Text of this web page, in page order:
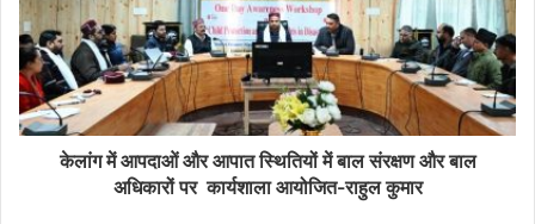
केलांग में आपदाओं और आपात स्थितियों में बाल संरक्षण और बाल
अधिकारों पर कार्यशाला आयोजित-राहुल कुमार